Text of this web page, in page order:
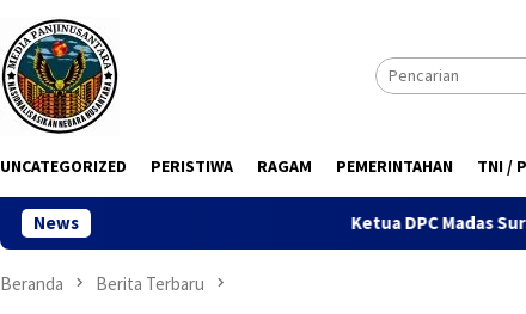
UNCATEGORIZED PERISTIWA RAGAM PEMERINTAHAN TNI /
News Ketua DPC Madas Surabaya Soroti
Beranda Berita Terbaru